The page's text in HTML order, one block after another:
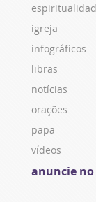
igreja
infográficos
libras
notícias
orações
papa
vídeos
anuncie no